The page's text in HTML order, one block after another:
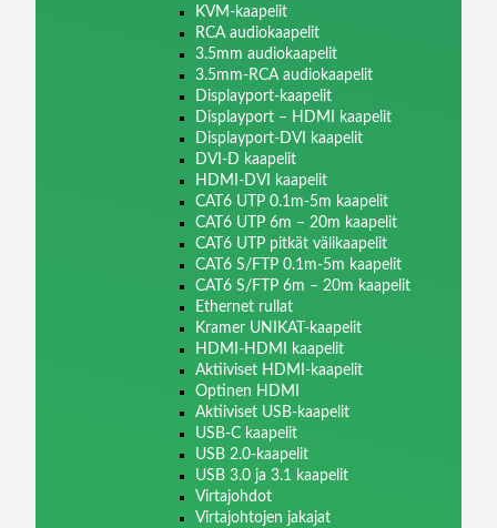
KVM-kaapelit
RCA audiokaapelit
3.5mm audiokaapelit
3.5mm-RCA audiokaapelit
Displayport-kaapelit
Displayport – HDMI kaapelit
Displayport-DVI kaapelit
DVI-D kaapelit
HDMI-DVI kaapelit
CAT6 UTP 0.1m-5m kaapelit
CAT6 UTP 6m – 20m kaapelit
CAT6 UTP pitkät välikaapelit
CAT6 S/FTP 0.1m-5m kaapelit
CAT6 S/FTP 6m – 20m kaapelit
Ethernet rullat
Kramer UNIKAT-kaapelit
HDMI-HDMI kaapelit
Aktiiviset HDMI-kaapelit
Optinen HDMI
Aktiiviset USB-kaapelit
USB-C kaapelit
USB 2.0-kaapelit
USB 3.0 ja 3.1 kaapelit
Virtajohdot
Virtajohtojen jakajat